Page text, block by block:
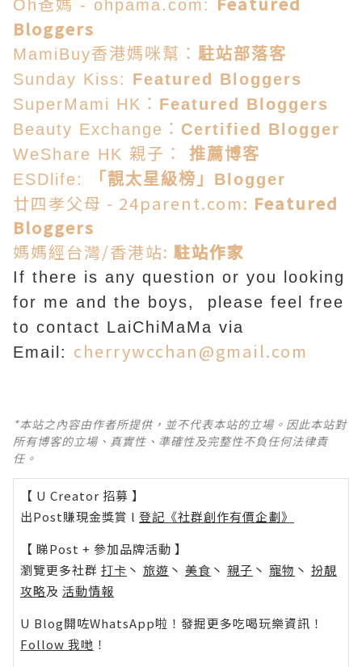
Oh爸媽 - ohpama.com:
Bloggers
MamiBuy香港媽咪幫： 駐站部落客
Sunday Kiss: Featured Bloggers
SuperMami HK： Featured Bloggers
Beauty Exchange： Certified Blogger
WeShare HK 親子： 推薦博客
ESDlife:
「靚太星級榜」Blogger
廿四孝父母 - 24parent.com: Featured
Bloggers
媽媽經台灣/香港站: 駐站作家
If there is any question or you looking
for me and the boys, please feel free
to contact LaiChiMaMa via
Email: cherrywcchan@gmail.com
*本站之內容由作者所提供，並不代表本站的立場。因此本站對
所有博客的立場、真實性、準確性及完整性不負任何法律責
任。
【 U Creator 招募 】
出Post賺現金獎賞 l 登記《社群創作有價企劃》
【 睇Post + 參加品牌活動 】
瀏覽更多社群 打卡 丶 旅遊 丶 美食 丶 親子 丶 寵物 丶 扮靚
攻略及 活動情報
U Blog開咗WhatsApp啦！發掘更多吃喝玩樂資訊！
Follow 我哋 ！